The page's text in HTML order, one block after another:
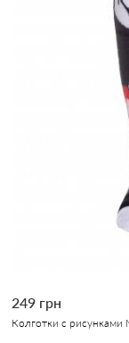
249 грн
Колготки с